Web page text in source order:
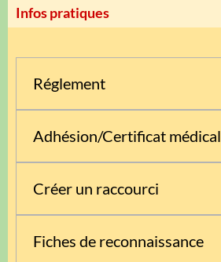
Infos pratiques
Réglement
Adhésion/Certificat médical
Créer un raccourci
Fiches de reconnaissance